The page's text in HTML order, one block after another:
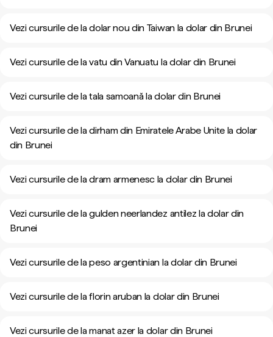
Vezi cursurile de la dolar nou din Taiwan la dolar din Brunei
Vezi cursurile de la vatu din Vanuatu la dolar din Brunei
Vezi cursurile de la tala samoană la dolar din Brunei
Vezi cursurile de la dirham din Emiratele Arabe Unite la dolar
din Brunei
Vezi cursurile de la dram armenesc la dolar din Brunei
Vezi cursurile de la gulden neerlandez antilez la dolar din
Brunei
Vezi cursurile de la peso argentinian la dolar din Brunei
Vezi cursurile de la florin aruban la dolar din Brunei
Vezi cursurile de la manat azer la dolar din Brunei